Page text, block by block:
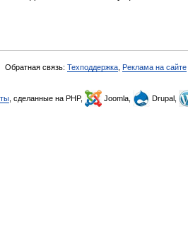
Обратная связь: Техподдержка Реклама на сайте
, сделанные на PHP, Joomla, Drupal,